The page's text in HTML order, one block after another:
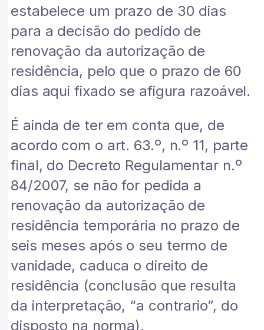
estabelece um prazo de 30 dias
para a decisão do pedido de
renovação da autorização de
residência, pelo que o prazo de 60
dias aqui fixado se afigura razoável.
É ainda de ter em conta que, de
acordo com o art. 63.º, n.º 11, parte
final, do Decreto Regulamentar n.º
84/2007, se não for pedida a
renovação da autorização de
residência temporária no prazo de
seis meses após o seu termo de
vanidade, caduca o direito de
residência (conclusão que resulta
da interpretação, “a contrario”, do
disposto na norma).